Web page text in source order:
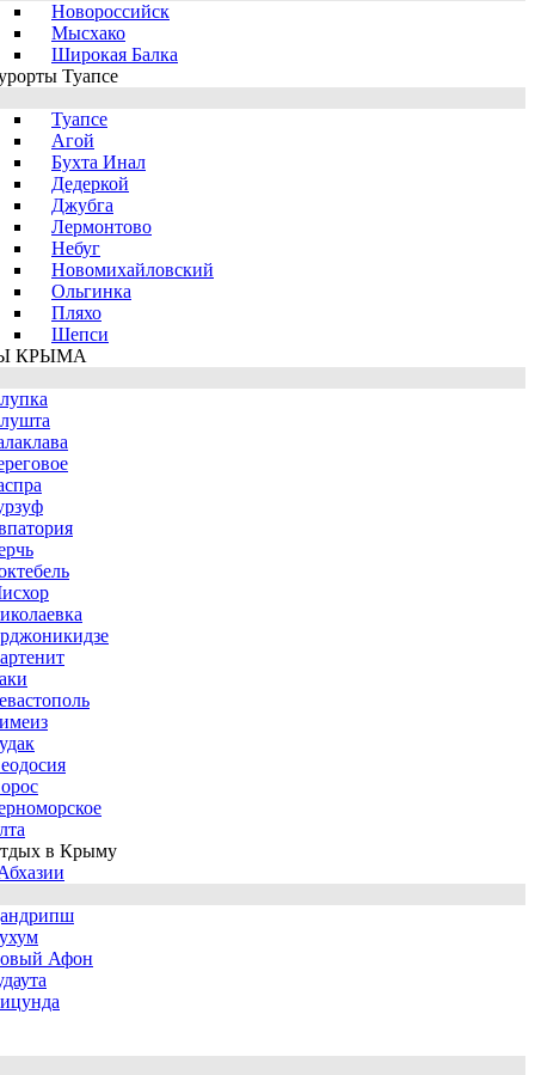
Новороссийск
Мысхако
Широкая Балка
Туапсе
Туапсе
Агой
Бухта Инал
Дедеркой
Джубга
Лермонтово
Небуг
Новомихайловский
Ольгинка
Пляхо
Шепси
КРЫМА
в Крыму
Афон